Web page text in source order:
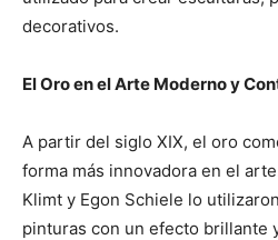
decorativos.
El Oro en el Arte Moderno y
A partir del siglo XIX, el oro
forma más innovadora en el
Klimt y Egon Schiele lo
pinturas con un efecto brillante